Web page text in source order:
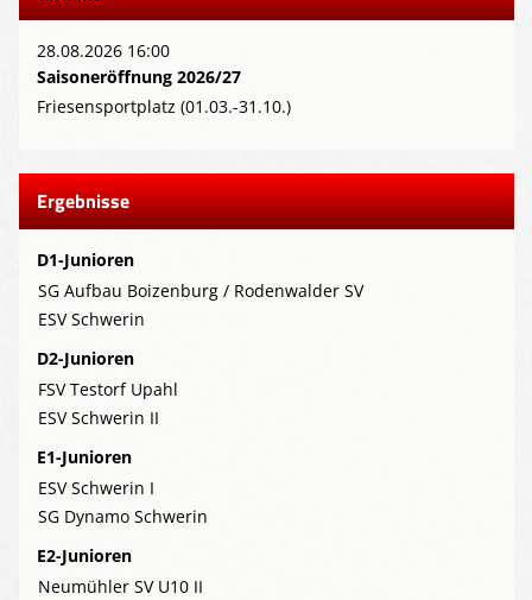
28.08.2026 16:00
Saisoneröffnung 2026/27
Friesensportplatz (01.03.-31.10.)
Ergebnisse
D1-Junioren
SG Aufbau Boizenburg / Rodenwalder SV
ESV Schwerin
D2-Junioren
FSV Testorf Upahl
ESV Schwerin II
E1-Junioren
ESV Schwerin I
SG Dynamo Schwerin
E2-Junioren
Neumühler SV U10 II